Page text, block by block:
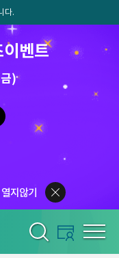
다.
벤트
)
지않기